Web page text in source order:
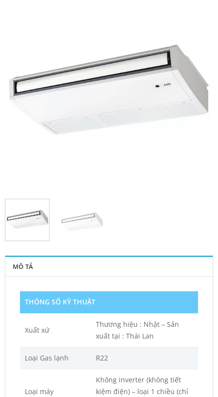
MÔ TẢ
THÔNG SỐ KỸ THUẬT
Xuất xứ
Thương hiệu : Nhật – Sản
xuất tại : Thái Lan
Loại Gas lạnh R22
Loại máy
Không inverter (không tiết
kiệm điện) – loại 1 chiều (chỉ